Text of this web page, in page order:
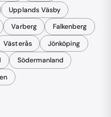
Upplands Väsby
Varberg
Falkenberg
Västerås
Jönköping
Södermanland